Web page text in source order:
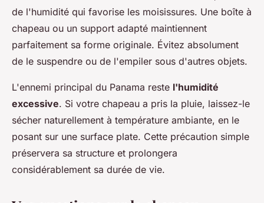
de l'humidité qui favorise les moisissures. Une boîte à
chapeau ou un support adapté maintiennent
parfaitement sa forme originale. Évitez absolument
de le suspendre ou de l'empiler sous d'autres objets.
L'ennemi principal du Panama reste l'humidité
excessive. Si votre chapeau a pris la pluie, laissez-le
sécher naturellement à température ambiante, en le
posant sur une surface plate. Cette précaution simple
préservera sa structure et prolongera
considérablement sa durée de vie.